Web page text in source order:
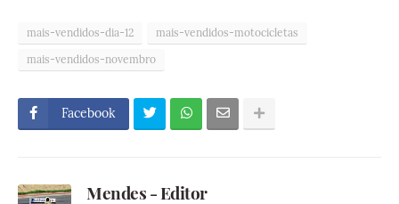
mais-vendidos-dia-12
mais-vendidos-motocicletas
mais-vendidos-novembro
Facebook
Mendes - Editor